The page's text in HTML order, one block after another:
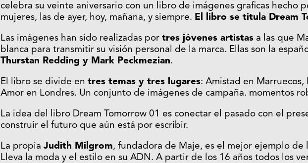
celebra su veinte aniversario con un libro de imágenes graficas hecho
mujeres, las de ayer, hoy, mañana, y siempre. El libro se titula Dream
Las imágenes han sido realizadas por tres jóvenes artistas a las que
blanca para transmitir su visión personal de la marca. Ellas son la
Thurstan Redding y Mark Peckmezian.
El libro se divide en tres temas y tres lugares: Amistad en Marruecos,
Amor en Londres. Un conjunto de imágenes de campaña. momentos
La idea del libro Dream Tomorrow 01 es conectar el pasado con el
construir el futuro que aún está por escribir.
La propia Judith Milgrom, fundadora de Maje, es el mejor ejemplo
Lleva la moda y el estilo en su ADN. A partir de los 16 años todos los